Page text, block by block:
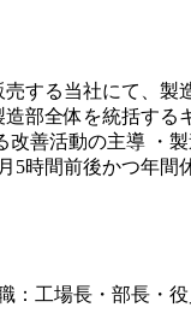
する当社にて、
部全体を統括す
善活動の主導
時間前後かつ年
： 工場長・部長・